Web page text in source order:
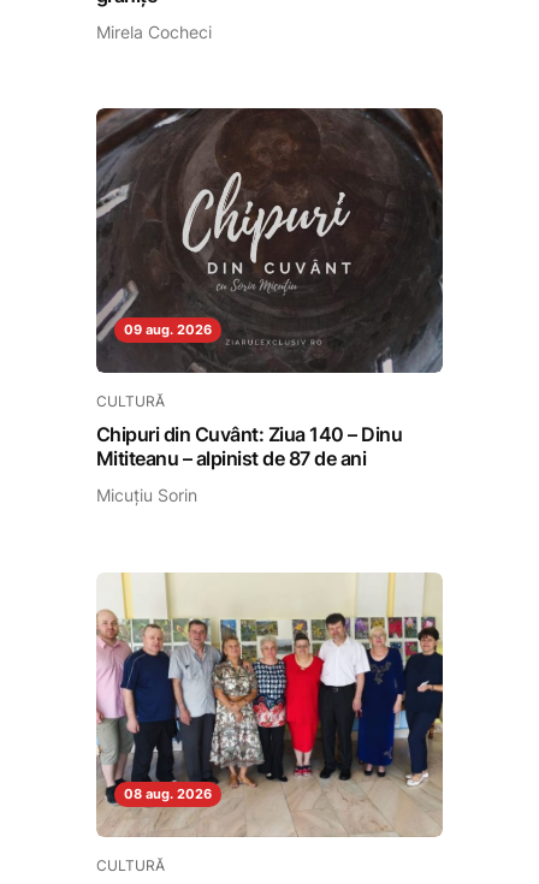
Mirela Cocheci
09 aug. 2026
CULTURĂ
Chipuri din Cuvânt: Ziua 140 – Dinu
Mititeanu – alpinist de 87 de ani
Micuțiu Sorin
08 aug. 2026
CULTURĂ